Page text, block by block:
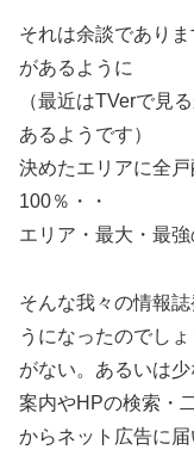
それは余談であり
があるように
（最近はTVerで見
あるようです）
決めたエリアに全
100％・・
エリア・最大・最
そんな我々の情報
うになったのでし
がない。あるいは
案内やHPの検索・
からネット広告に